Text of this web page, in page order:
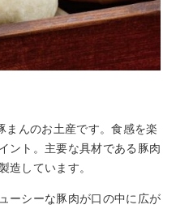
まんのお土産です。食感を楽
ント。主要な具材である豚肉
造しています。
ーシーな豚肉が口の中に広が